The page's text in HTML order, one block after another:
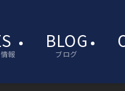
報
BLOG
ブログ